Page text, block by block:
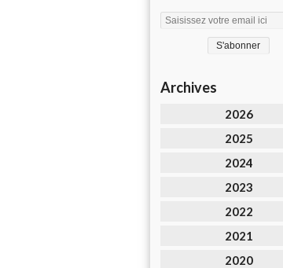
Archives
2026
2025
2024
2023
2022
2021
2020